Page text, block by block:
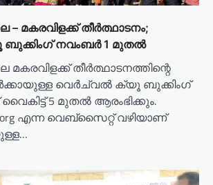
മകരവിളക്ക് തീർത്ഥാടനം;
നവംബർ 1 മുതൽ
തീർത്ഥാടനത്തിന്റെ
വെർച്വൽ ക്യൂ ബുക്കിംഗ്
5 മുതൽ ആരംഭിക്കും.
എന്ന വെബ്സൈറ്റ് വഴിയാണ്